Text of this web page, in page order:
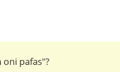
pafas"?